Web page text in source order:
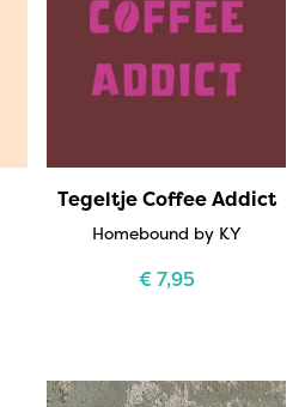
Tegeltje Coffee Addict
Homebound by KY
€7,95